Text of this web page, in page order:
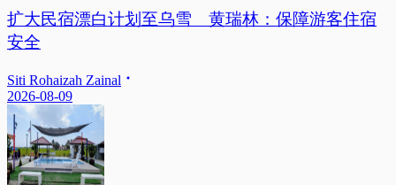
扩大民宿漂白计划至乌雪 黄瑞林：保障游客住宿
安全
Siti Rohaizah Zainal
2026-08-09